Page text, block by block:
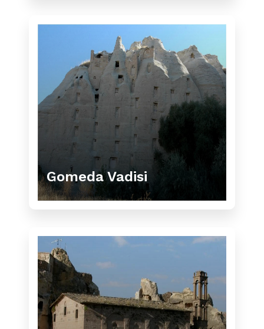
Gomeda Vadisi